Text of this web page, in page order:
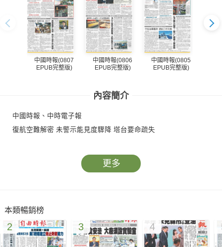
中國時報(0807
EPUB完整版)
中國時報(0806
EPUB完整版)
中國時報(0805
EPUB完整版)
內容簡介
中國時報、中時電子報
復航空難解密 未警示能見度驟降 塔台要命疏失
更多
本類暢銷榜
2 3 4